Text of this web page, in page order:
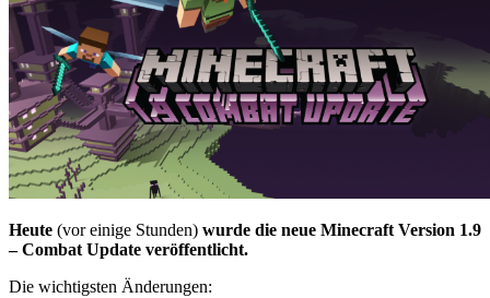
Heute (vor einige Stunden) wurde die neue Minecraft Version 1.9
– Combat Update veröffentlicht.
Die wichtigsten Änderungen: